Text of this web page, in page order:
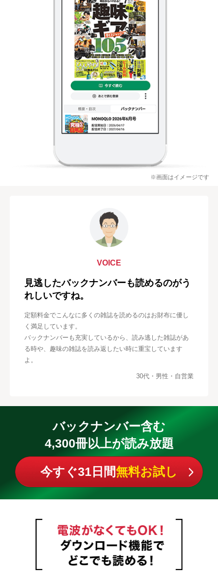
※画面はイメージです
VOICE
見逃したバックナンバーも読めるのがう
れしいですね。
定額料金でこんなに多くの雑誌を読めるのはお財布に優し
く満足しています。
バックナンバーも充実しているから、読み逃した雑誌があ
る時や、趣味の雑誌を読み返したい時に重宝しています
よ。
30代・男性・自営業
バックナンバー含む
4,300冊以上が読み放題
今すぐ31日間無料お試し